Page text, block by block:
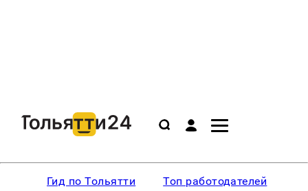
Гид по Тольятти Топ работодателей